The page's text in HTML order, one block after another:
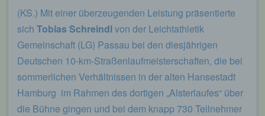
(KS.) Mit einer überzeugenden Leistung präsentierte
sich Tobias Schreindlvon der Leichtathletik
Gemeinschaft (LG) Passau bei den diesjährigen
Deutschen 10-km-Straßenlaufmeisterschaften, die bei
sommerlichen Verhältnissen in der alten Hansestadt
Hamburg im Rahmen des dortigen „Alsterlaufes“ über
die Bühne gingen und bei dem knapp 730 Teilnehmer